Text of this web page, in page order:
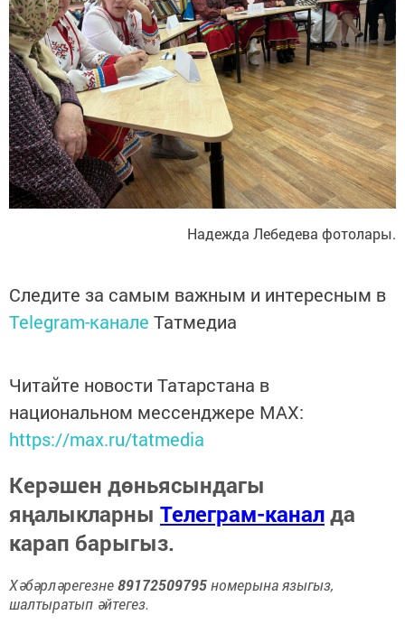
Надежда Лебедева фотолары.
Следите за самым важным и интересным в
Telegram-канале Татмедиа
Читайте новости Татарстана в
национальном мессенджере MАХ:
https://max.ru/tatmedia
Керәшен дөньясындагы
яңалыкларны Телеграм-каналда
карап барыгыз.
Хәбәрләрегезне89172509795номерына языгыз,
шалтыратып әйтегез.